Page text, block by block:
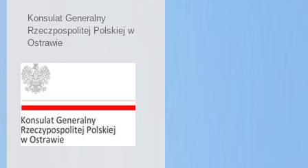
Konsulat Generalny
Rzeczpospolitej Polskiej w
Ostrawie